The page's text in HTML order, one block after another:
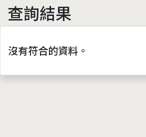
查詢結果
沒有符合的資料。